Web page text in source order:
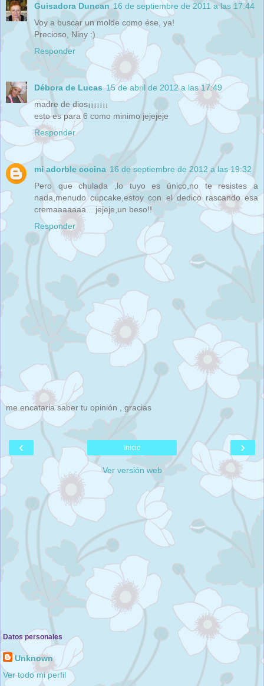
Guisadora Duncan 16 de septiembre de 2011 a las 17:44
Voy a buscar un molde como ése, ya!
Precioso, Niny :)
Responder
Débora de Lucas 15 de abril de 2012 a las 17:49
madre de dios¡¡¡¡¡¡¡
esto es para 6 como minimo jejejeje
Responder
mi adorble cocina 16 de septiembre de 2012 a las 19:32
Pero que chulada ,lo tuyo es único,no te resistes a
nada,menudo cupcake,estoy con el dedico rascando esa
cremaaaaaaa....jejeje,un beso!!
Responder
me encataria saber tu opinión , gracias
‹ ›
Inicio
Ver versión web
Datos personales
Unknown
Ver todo mi perfil